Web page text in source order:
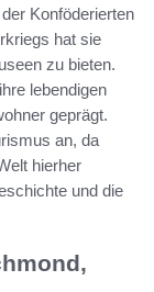
Konföderierten
hat sie
zu bieten.
lebendigen
geprägt.
an, da
hierher
und die